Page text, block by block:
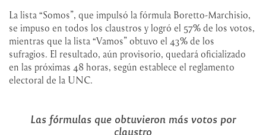
La lista “Somos”, que impulsó la fórmula Boretto-Marchisio,
se impuso en todos los claustros y logró el 57% de los votos,
mientras que la lista “Vamos” obtuvo el 43% de los
sufragios. El resultado, aún provisorio, quedará oficializado
en las próximas 48 horas, según establece el reglamento
electoral de la UNC.